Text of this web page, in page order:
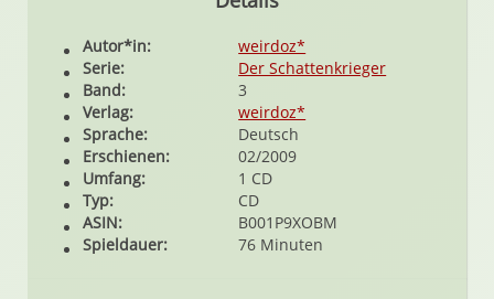
Autor*in:
weirdoz*
Serie:
Der Schattenkrieger
Band:
3
Verlag:
weirdoz*
Sprache:
Deutsch
Erschienen:
02/2009
Umfang:
1 CD
Typ:
CD
ASIN:
B001P9XOBM
Spieldauer:
76 Minuten